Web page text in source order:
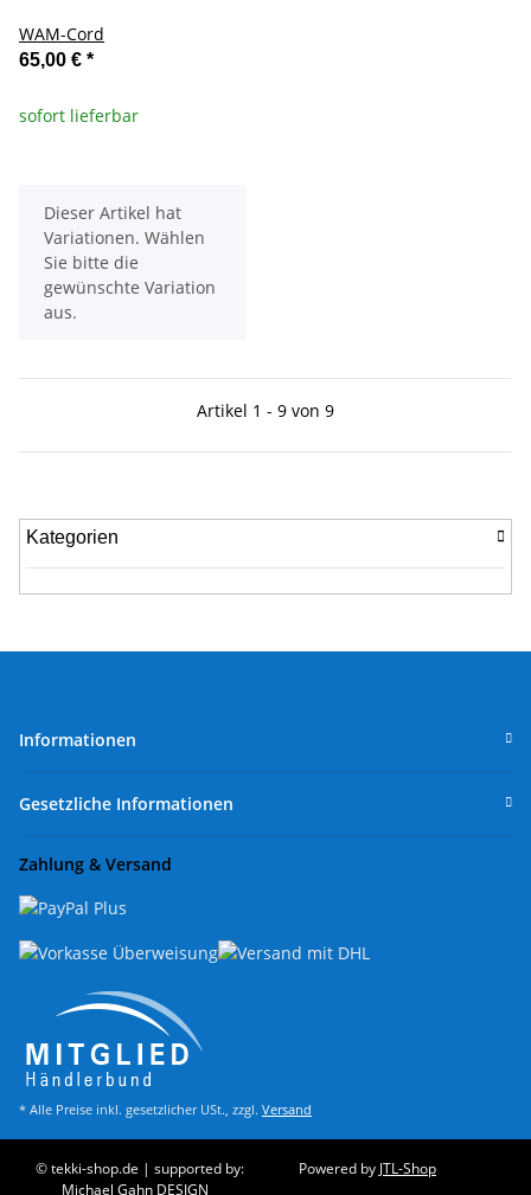
WAM-Cord
65,00 € *
sofort lieferbar
x
Dieser Artikel hat
Variationen. Wählen
Sie bitte die
gewünschte Variation
aus.
Artikel 1 - 9 von 9
Kategorien
Informationen
Gesetzliche Informationen
Zahlung & Versand
* Alle Preise inkl. gesetzlicher USt., zzgl. Versand
© tekki-shop.de | supported by:
Michael Gahn DESIGN
Powered by JTL-Shop